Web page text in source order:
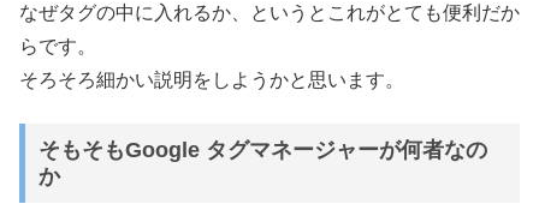
なぜタグの中に入れるか、というとこれがとても便利だか
らです。
そろそろ細かい説明をしようかと思います。
そもそもGoogle タグマネージャーが何者なの
か